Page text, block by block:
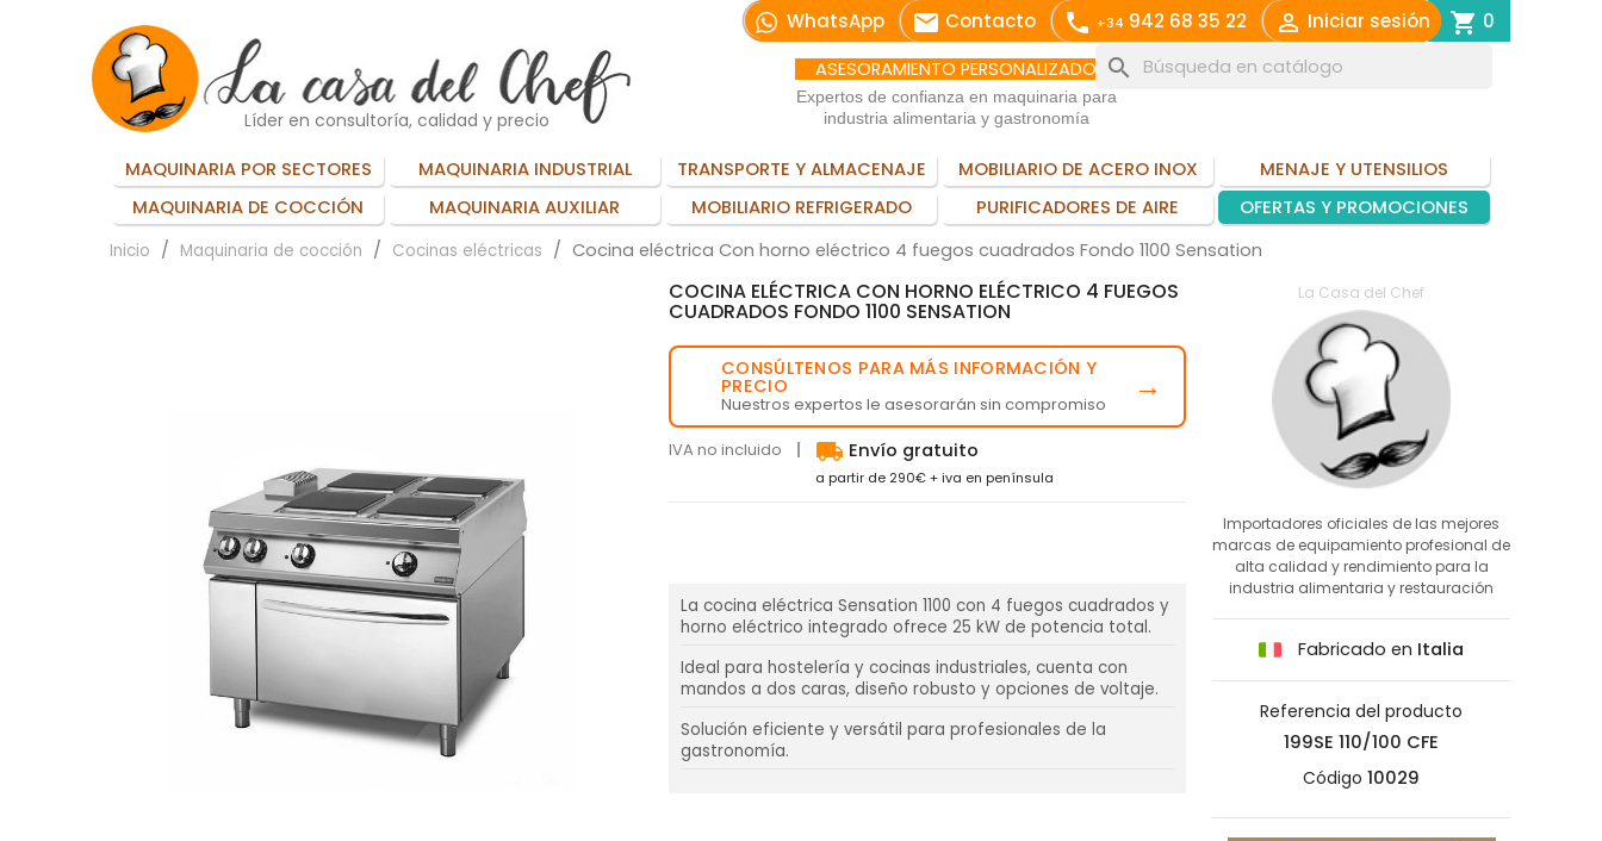
WhatsApp email Contacto call +34 942 68 35 22  Iniciar sesión shopping_cart 0
Líder en consultoría, calidad y precio
ASESORAMIENTO PERSONALIZADO
Expertos de confianza en maquinaria para
industria alimentaria y gastronomía
search
MAQUINARIA POR SECTORES MAQUINARIA INDUSTRIAL TRANSPORTE Y ALMACENAJE MOBILIARIO DE ACERO INOX
MENAJE Y UTENSILIOS
MAQUINARIA DE COCCIÓN
MAQUINARIA AUXILIAR MOBILIARIO REFRIGERADO PURIFICADORES DE AIRE OFERTAS Y PROMOCIONES
Inicio Maquinaria de cocción Cocinas eléctricas Cocina eléctrica Con horno eléctrico 4 fuegos cuadrados Fondo 1100 Sensation
COCINA ELÉCTRICA CON HORNO ELÉCTRICO 4 FUEGOS
CUADRADOS FONDO 1100 SENSATION
CONSÚLTENOS PARA MÁS INFORMACIÓN Y
PRECIO
Nuestros expertos le asesorarán sin compromiso →
IVA no incluido local_shipping Envío gratuito
a partir de 290€ + iva en península
La cocina eléctrica Sensation 1100 con 4 fuegos cuadrados y
horno eléctrico integrado ofrece 25 kW de potencia total.
Ideal para hostelería y cocinas industriales, cuenta con
mandos a dos caras, diseño robusto y opciones de voltaje.
Solución eficiente y versátil para profesionales de la
gastronomía.
La Casa del Chef
Importadores oficiales de las mejores
marcas de equipamiento profesional de
alta calidad y rendimiento para la
industria alimentaria y restauración
Fabricado en Italia
Referencia del producto
199SE 110/100 CFE
Código 10029